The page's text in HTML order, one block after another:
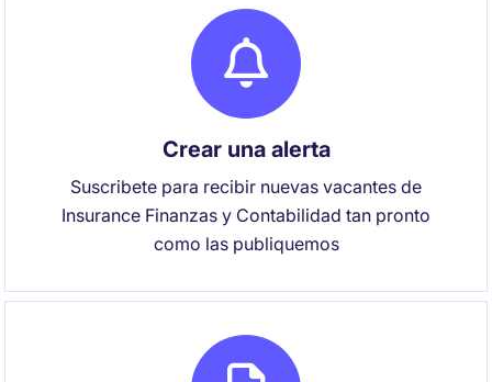
Crear una alerta
Suscribete para recibir nuevas vacantes de
Insurance Finanzas y Contabilidad tan pronto
como las publiquemos